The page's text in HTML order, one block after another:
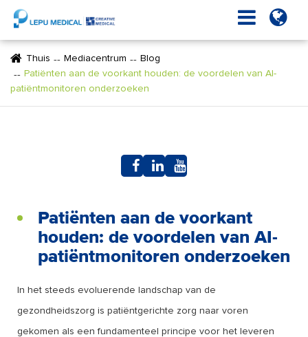
Thuis Mediacentrum
Blog
Patiënten aan de voorkant houden: de voordelen van AI-
patiëntmonitoren onderzoeken
Patiënten aan de voorkant
houden: de voordelen van AI-
patiëntmonitoren onderzoeken
In het steeds evoluerende landschap van de
gezondheidszorg is patiëntgerichte zorg naar voren
gekomen als een fundamenteel principe voor het leveren